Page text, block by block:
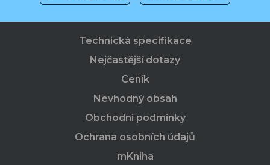
Technická specifikace
Nejčastější dotazy
Ceník
Nevhodný obsah
Obchodní podmínky
Ochrana osobních údajů
mKniha